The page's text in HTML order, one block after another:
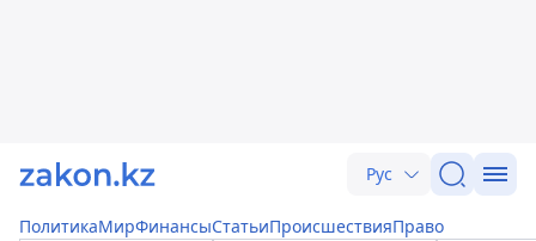
Рус
ПолитикаМирФинансыСтатьиПроисшествияПраво